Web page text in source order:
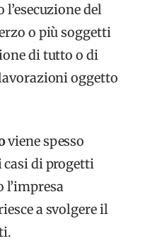
del
o più soggetti
di tutto o di
oggetto
viene spesso
casi di progetti
l’impresa
a svolgere il